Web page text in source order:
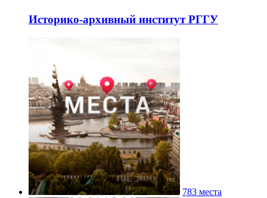
Историко-архивный институт РГГУ
783 места